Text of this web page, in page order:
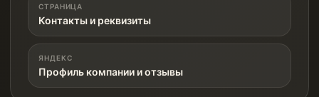
СТРАНИЦА
Контакты и реквизиты
ЯНДЕКС
Профиль компании и отзывы